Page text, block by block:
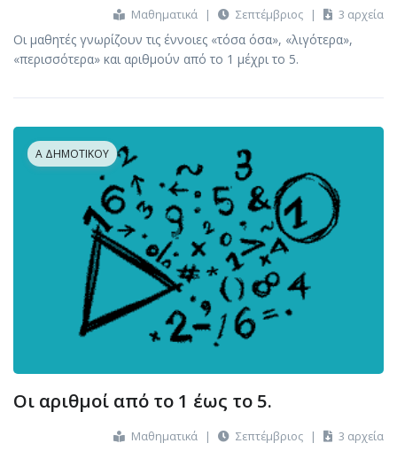
Μαθηματικά | Σεπτέμβριος | 3 αρχεία
Οι μαθητές γνωρίζουν τις έννοιες «τόσα όσα», «λιγότερα»,
«περισσότερα» και αριθμούν από το 1 μέχρι το 5.
Α ΔΗΜΟΤΙΚΟΎ
Οι αριθμοί από το 1 έως το 5.
Μαθηματικά | Σεπτέμβριος | 3 αρχεία